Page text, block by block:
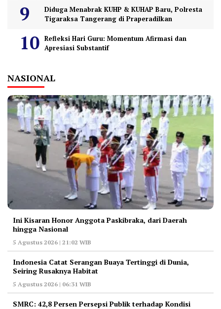
Diduga Menabrak KUHP & KUHAP Baru, Polresta
Tigaraksa Tangerang di Praperadilkan
Refleksi Hari Guru: Momentum Afirmasi dan
Apresiasi Substantif
NASIONAL
Ini Kisaran Honor Anggota Paskibraka, dari Daerah
hingga Nasional
5 Agustus 2026 | 21:02 WIB
Indonesia Catat Serangan Buaya Tertinggi di Dunia,
Seiring Rusaknya Habitat
5 Agustus 2026 | 06:31 WIB
‎SMRC: 42,8 Persen Persepsi Publik terhadap Kondisi